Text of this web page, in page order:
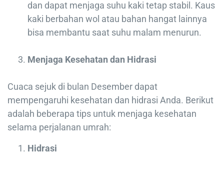
dan dapat menjaga suhu kaki tetap stabil. Kaus
kaki berbahan wol atau bahan hangat lainnya
bisa membantu saat suhu malam menurun.
Menjaga Kesehatan dan Hidrasi
Cuaca sejuk di bulan Desember dapat
mempengaruhi kesehatan dan hidrasi Anda. Berikut
adalah beberapa tips untuk menjaga kesehatan
selama perjalanan umrah:
Hidrasi